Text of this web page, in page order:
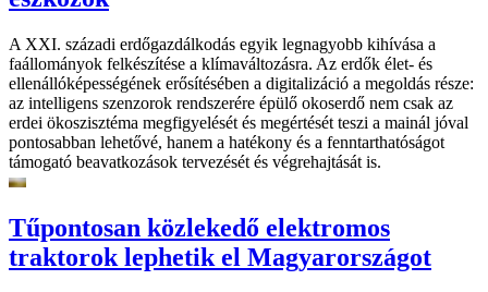
A XXI. századi erdőgazdálkodás egyik legnagyobb kihívása a
faállományok felkészítése a klímaváltozásra. Az erdők élet- és
ellenállóképességének erősítésében a digitalizáció a megoldás része:
az intelligens szenzorok rendszerére épülő okoserdő nem csak az
erdei ökoszisztéma megfigyelését és megértését teszi a mainál jóval
pontosabban lehetővé, hanem a hatékony és a fenntarthatóságot
támogató beavatkozások tervezését és végrehajtását is.
Tűpontosan közlekedő elektromos
traktorok lephetik el Magyarországot